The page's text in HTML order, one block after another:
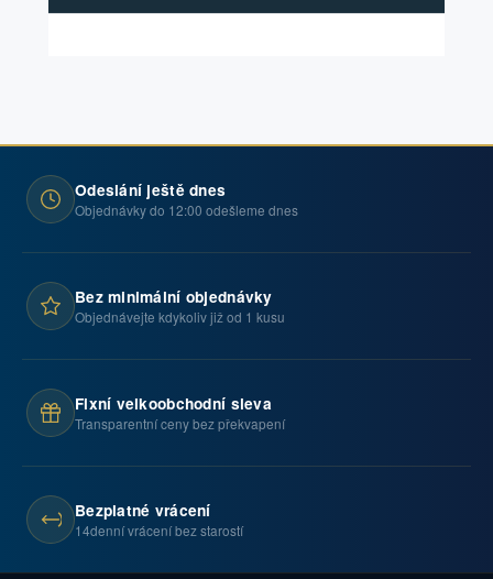
Odeslání ještě dnes
Objednávky do 12:00 odešleme dnes
Bez minimální objednávky
Objednávejte kdykoliv již od 1 kusu
Fixní velkoobchodní sleva
Transparentní ceny bez překvapení
Bezplatné vrácení
14denní vrácení bez starostí